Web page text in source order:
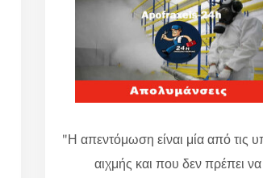
"Η απεντόμωση είναι μία από τις
αιχμής και που δεν πρέπει